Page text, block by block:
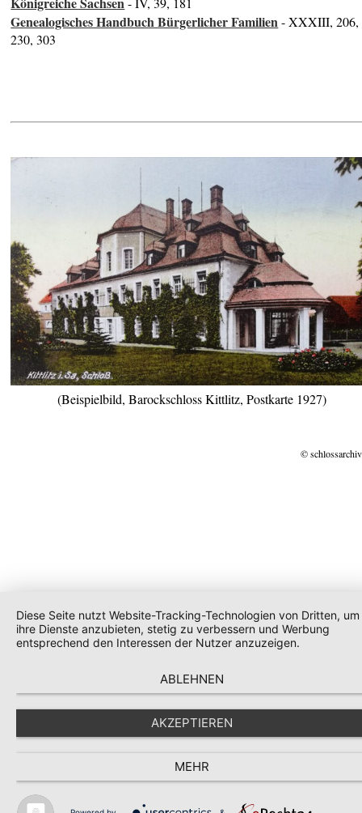
Genealogisches Handbuch Bürgerlicher Familien- XXXIII, 206,
230, 303
(Beispielbild, Barockschloss Kittlitz, Postkarte 1927)
©
Diese Seite nutzt Website-Tracking-Technologien von Dritten, um
ihre Dienste anzubieten, stetig zu verbessern und Werbung
entsprechend den Interessen der Nutzer anzuzeigen.
ABLEHNEN
AKZEPTIEREN
MEHR